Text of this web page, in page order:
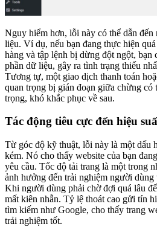
Nguy hiểm hơn, lỗi này có thể dẫn
liệu. Ví dụ, nếu bạn đang thực hiện
hàng và tập lệnh bị dừng đột ngột, bạn
phần dữ liệu, gây ra tình trạng thiếu
Tương tự, một giao dịch thanh toán
quan trọng bị gián đoạn giữa chừng có
trọng, khó khắc phục về sau.
Tác động tiêu cực đến hiệu
Từ góc độ kỹ thuật, lỗi này là một dấu
kém. Nó cho thấy website của bạn
yêu cầu. Tốc độ tải trang là một trong
ảnh hưởng đến trải nghiệm người dùng
Khi người dùng phải chờ đợi quá lâu
mất kiên nhẫn. Tỷ lệ thoát cao gửi tín
tìm kiếm như Google, cho thấy trang
trải nghiệm tốt.